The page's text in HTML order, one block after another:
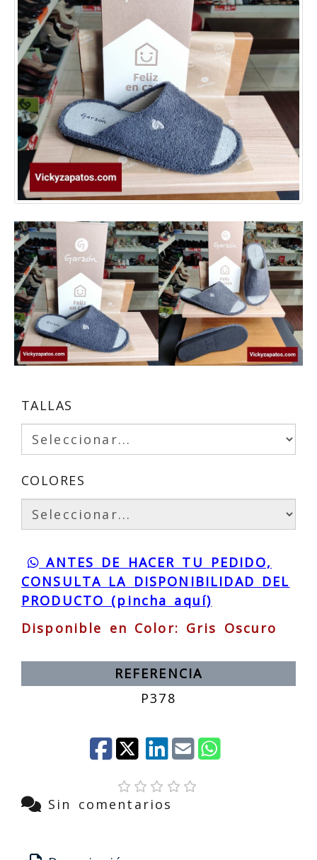
TALLAS
COLORES
ANTES DE HACER TU PEDIDO,
CONSULTA LA DISPONIBILIDAD DEL
PRODUCTO (pincha aquí)
Disponible en Color: Gris Oscuro
REFERENCIA
P378
Sin comentarios